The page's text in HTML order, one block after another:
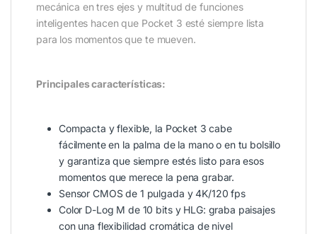
mecánica en tres ejes y multitud de funciones
inteligentes hacen que Pocket 3 esté siempre lista
para los momentos que te mueven.
Principales características:
Compacta y flexible, la Pocket 3 cabe
fácilmente en la palma de la mano o en tu bolsillo
y garantiza que siempre estés listo para esos
momentos que merece la pena grabar.
Sensor CMOS de 1 pulgada y 4K/120 fps
Color D-Log M de 10 bits y HLG: graba paisajes
con una flexibilidad cromática de nivel